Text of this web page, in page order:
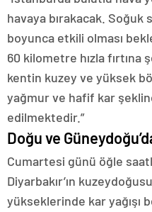
havaya bırakacak.
boyunca etkili olması
60 kilometre hızla fırtına
kentin kuzey ve yüksek
yağmur ve hafif kar
edilmektedir.”
Doğu ve
Cumartesi günü öğle
Diyarbakır’ın
yükseklerinde kar yağışı